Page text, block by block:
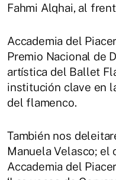
Fahmi Alqhai, al
Accademia del
Premio Nacional de
artística del Ballet
institución clave en
del flamenco.
También nos
Manuela Velasco; el
Accademia del